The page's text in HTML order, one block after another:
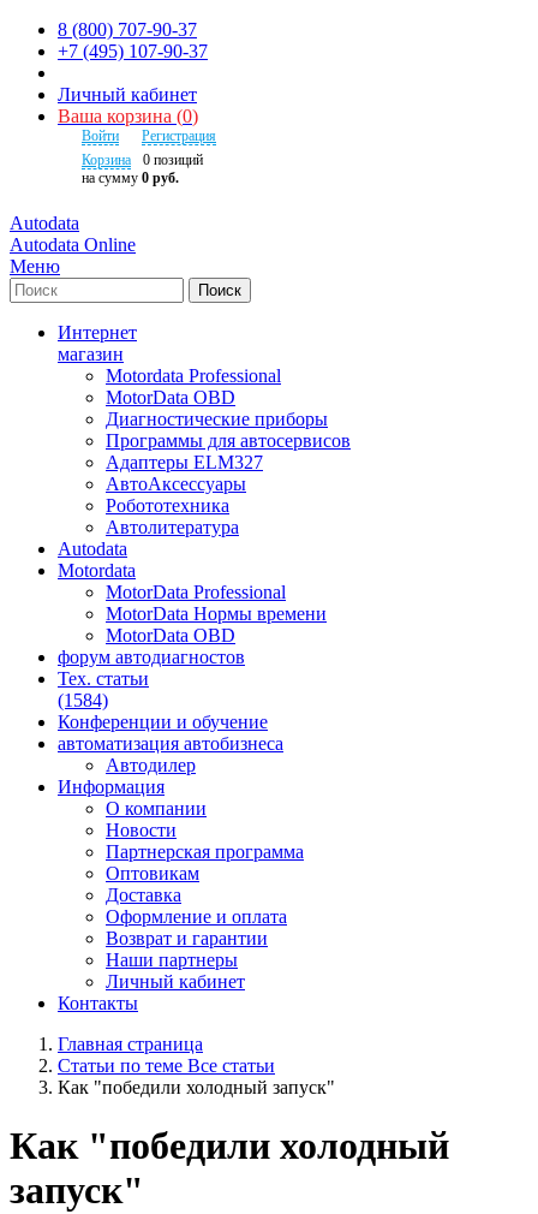
8 (800) 707-90-37
+7 (495) 107-90-37
Личный кабинет
Ваша корзина (0)
Войти
Регистрация
Корзина
0 позиций
на сумму 0 руб.
Autodata
Autodata Online
Меню
Поиск
Интернет
магазин
Motordata Professional
MotorData OBD
Диагностические приборы
Программы для автосервисов
Адаптеры ELM327
АвтоАксессуары
Робототехника
Автолитература
Autodata
Motordata
MotorData Professional
MotorData Нормы времени
MotorData OBD
форум автодиагностов
Тех. статьи
(1584)
Конференции и обучение
автоматизация автобизнеса
Автодилер
Информация
О компании
Новости
Партнерская программа
Оптовикам
Доставка
Оформление и оплата
Возврат и гарантии
Наши партнеры
Личный кабинет
Контакты
Главная страница
Статьи по теме Все статьи
Как "победили холодный запуск"
Как "победили холодный
запуск"